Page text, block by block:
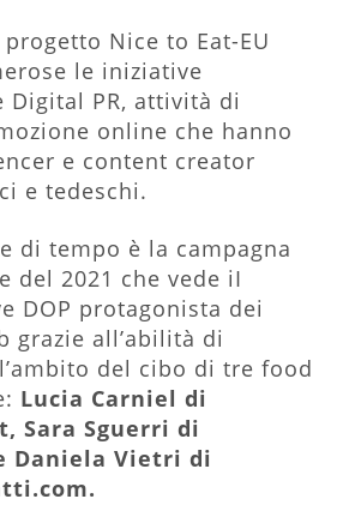
Nice to Eat-EU
le iniziative
Digital PR, attività di
online che hanno
e content creator
e tedeschi.
di tempo è la campagna
del 2021 che vede iI
DOP protagonista dei
grazie all’abilità di
del cibo di tre food
Lucia Carniel di
Sara Sguerri di
Daniela Vietri di